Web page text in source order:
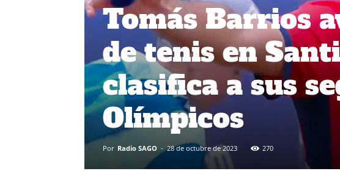
Tomás Barrios
de tenis en
clasifica a sus
Olímpicos
Por Radio SAGO - 28 de octubre de 2023 270